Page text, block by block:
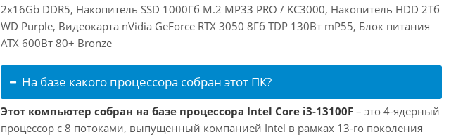
2x16Gb DDR5, Накопитель SSD 1000Гб M.2 MP33 PRO / KC3000, Накопитель HDD 2Тб
WD Purple, Видеокарта nVidia GeForce RTX 3050 8Гб TDP 130Вт mP55, Блок питания
ATX 600Вт 80+ Bronze
На базе какого процессора собран этот ПК?
Этот компьютер собран на базе процессора Intel Core i3-13100F – это 4-ядерный
процессор с 8 потоками, выпущенный компанией Intel в рамках 13-го поколения